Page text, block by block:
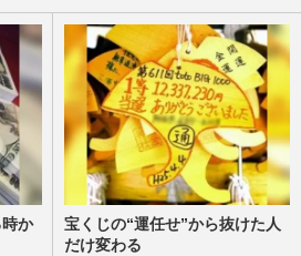
か
宝くじの“運任せ”から抜けた人
だけ変わる